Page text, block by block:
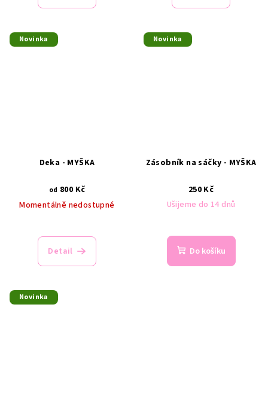
Novinka
Deka - MYŠKA
od 800 Kč
Momentálně nedostupné
Detail
Novinka
Zásobník na sáčky - MYŠKA
250 Kč
Ušijeme do 14 dnů
Do košíku
Novinka